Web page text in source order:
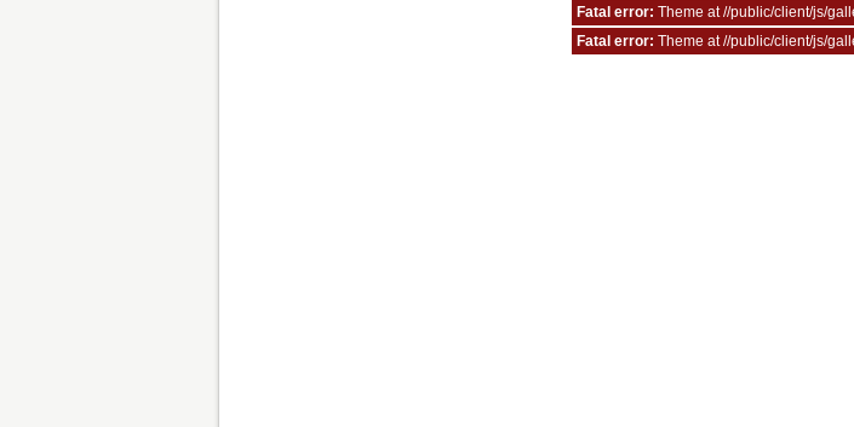
Fatal error: Theme at //public/client/js/
Fatal error: Theme at //public/client/js/